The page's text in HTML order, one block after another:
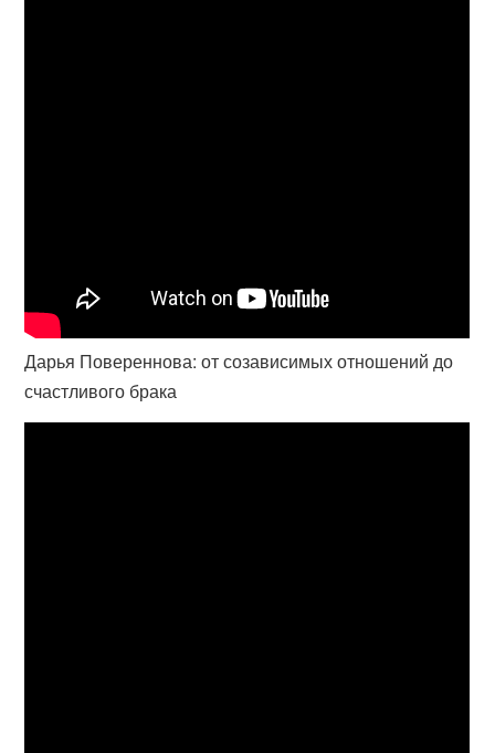
Дарья Повереннова: от созависимых отношений до
счастливого брака